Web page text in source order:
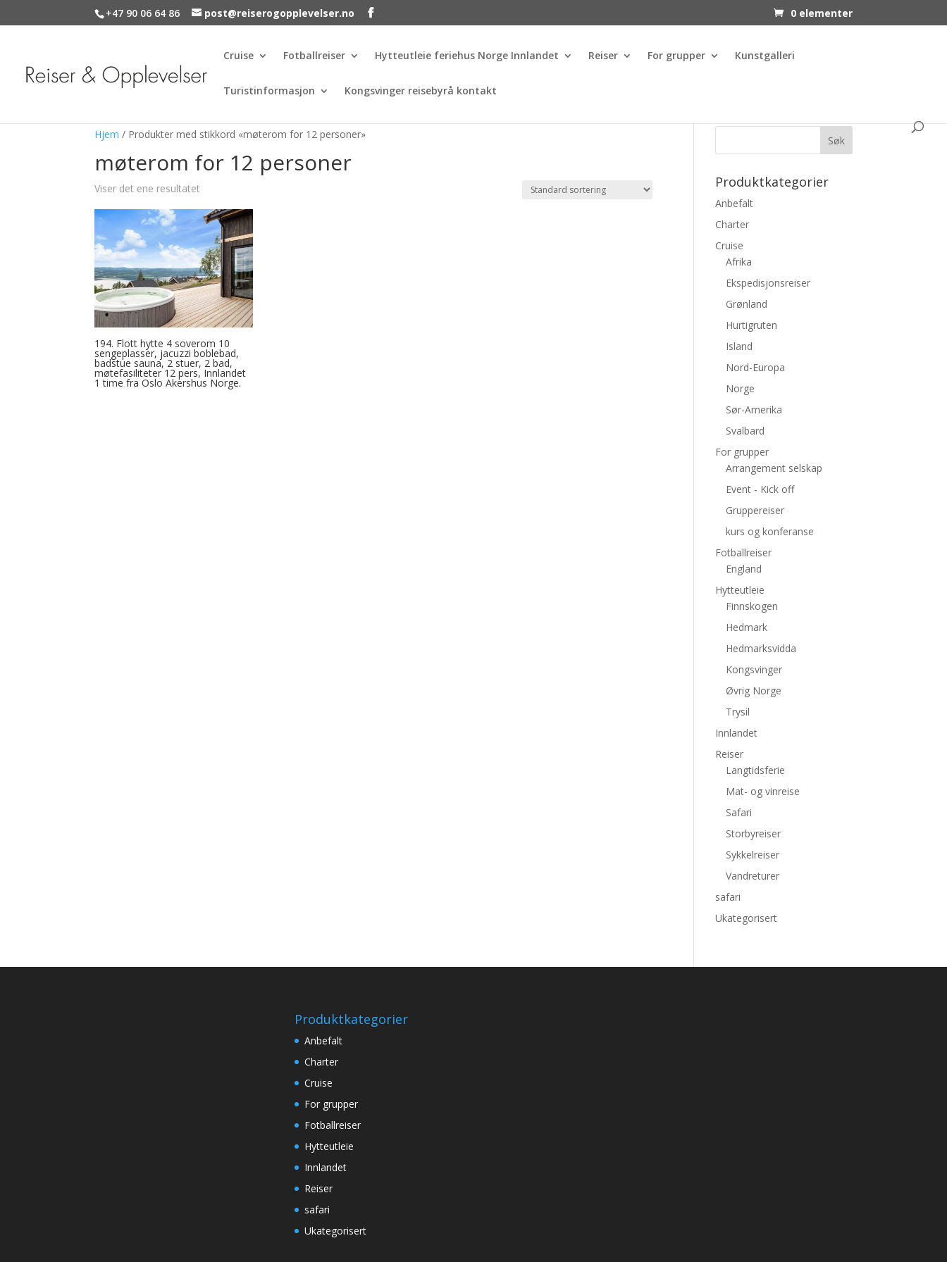
+47 90 06 64 86 post@reiserogopplevelser.no 0 elementer
Cruise Fotballreiser Hytteutleie feriehus Norge Innlandet Reiser For grupper Kunstgalleri
Turistinformasjon Kongsvinger reisebyrå kontakt
Hjem / Produkter med stikkord «møterom for 12 personer»
møterom for 12 personer
Viser det ene resultatet
194. Flott hytte 4 soverom 10
sengeplasser, jacuzzi boblebad,
badstue sauna, 2 stuer, 2 bad,
møtefasiliteter 12 pers, Innlandet
1 time fra Oslo Akershus Norge.
Produktkategorier
Anbefalt
Charter
Cruise
Afrika
Ekspedisjonsreiser
Grønland
Hurtigruten
Island
Nord-Europa
Norge
Sør-Amerika
Svalbard
For grupper
Arrangement selskap
Event - Kick off
Gruppereiser
kurs og konferanse
Fotballreiser
England
Hytteutleie
Finnskogen
Hedmark
Hedmarksvidda
Kongsvinger
Øvrig Norge
Trysil
Innlandet
Reiser
Langtidsferie
Mat- og vinreise
Safari
Storbyreiser
Sykkelreiser
Vandreturer
safari
Ukategorisert
Produktkategorier
Anbefalt
Charter
Cruise
For grupper
Fotballreiser
Hytteutleie
Innlandet
Reiser
safari
Ukategorisert